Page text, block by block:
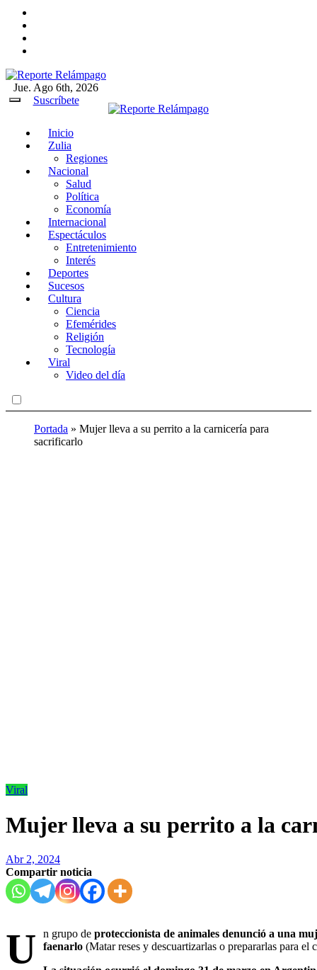
Reporte Relámpago
Claridad y rigor en cada noticia
Jue. Ago 6th, 2026
Suscríbete
Inicio
Zulia
Regiones
Nacional
Salud
Política
Economía
Internacional
Espectáculos
Entretenimiento
Interés
Deportes
Sucesos
Cultura
Ciencia
Efemérides
Religión
Tecnología
Viral
Video del día
Portada » Mujer lleva a su perrito a la carnicería para
sacrificarlo
Viral
Mujer lleva a su perrito a la
Abr 2, 2024
Compartir noticia
U n grupo de proteccionista de animales denunció a una
faenarlo (Matar reses y descuartizarlas o prepararlas para